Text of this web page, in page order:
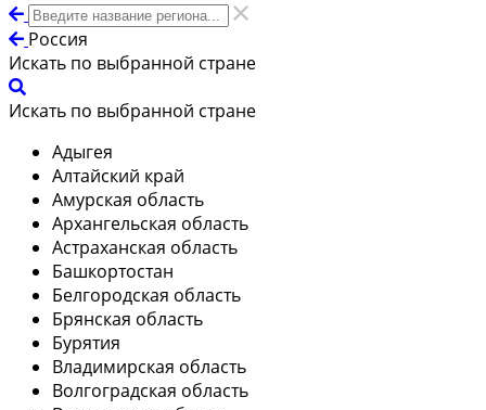
Россия
Искать по выбранной стране
Искать по выбранной стране
Адыгея
Алтайский край
Амурская область
Архангельская область
Астраханская область
Башкортостан
Белгородская область
Брянская область
Бурятия
Владимирская область
Волгоградская область